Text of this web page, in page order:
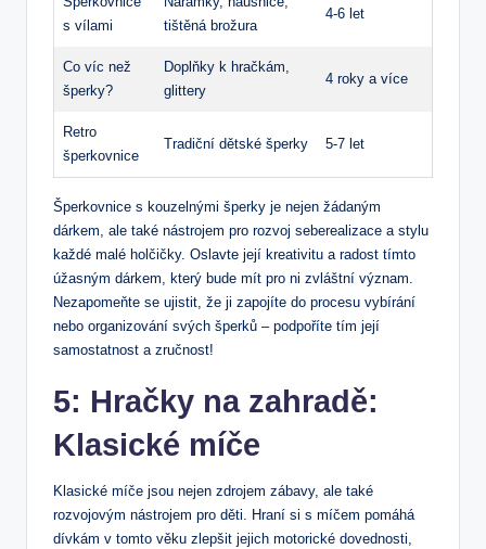
s vílami
tištěná brožura
4-6 let
Co víc než
šperky?
Doplňky k hračkám,
glittery
4 roky a více
Retro
šperkovnice
Tradiční dětské šperky 5-7 let
Šperkovnice s kouzelnými šperky je nejen žádaným
dárkem, ale také nástrojem pro rozvoj seberealizace a stylu
každé malé holčičky. Oslavte její kreativitu a radost tímto
úžasným dárkem, který bude mít pro ni zvláštní význam.
Nezapomeňte se ujistit, že ji zapojíte do procesu vybírání
nebo organizování svých šperků – podpoříte tím její
samostatnost a zručnost!
5: Hračky na zahradě:
Klasické míče
Klasické míče jsou nejen zdrojem zábavy, ale také
rozvojovým nástrojem pro děti. Hraní si s míčem pomáhá
dívkám v tomto věku zlepšit jejich motorické dovednosti,